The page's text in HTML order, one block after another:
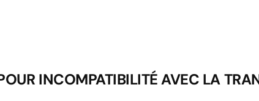
INCOMPATIBILITÉ AVEC LA